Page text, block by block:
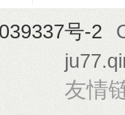
号-2
友情